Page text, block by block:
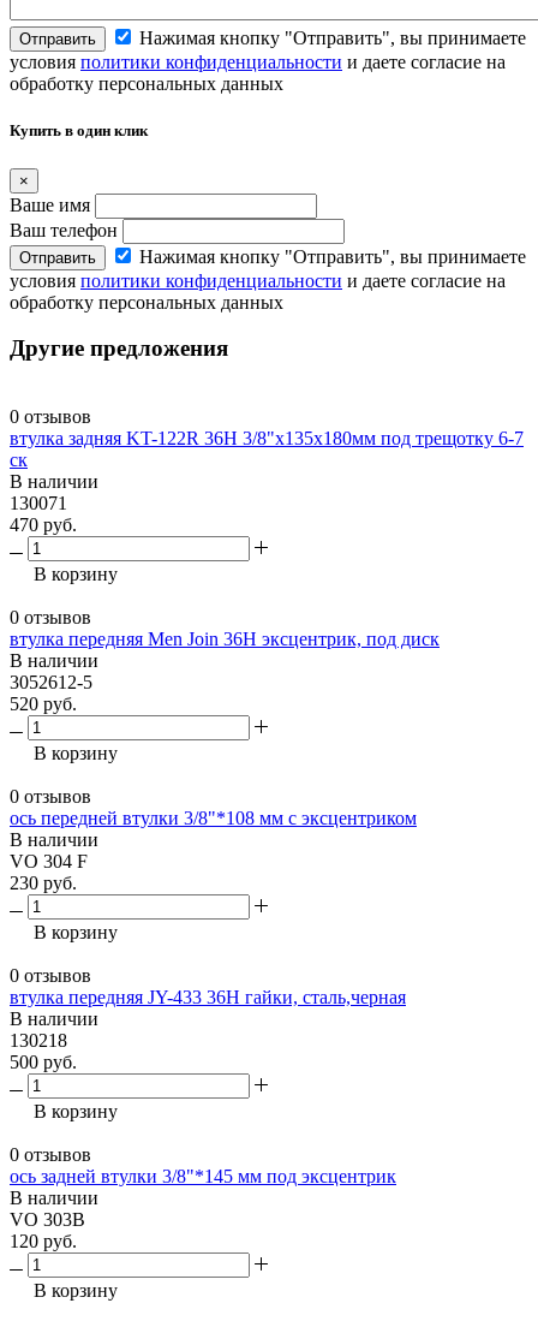
Отправить
Нажимая кнопку "Отправить", вы принимаете
условия политики конфиденциальности и даете согласие на
обработку персональных данных
Купить в один клик
×
Ваше имя
Ваш телефон
Отправить
Нажимая кнопку "Отправить", вы принимаете
условия политики конфиденциальности и даете согласие на
обработку персональных данных
Другие предложения
0 отзывов
втулка задняя KT-122R 36H 3/8"x135x180мм под трещотку 6-7
ск
В наличии
130071
470 руб.
В корзину
0 отзывов
втулка передняя Men Join 36H эксцентрик, под диск
В наличии
3052612-5
520 руб.
В корзину
0 отзывов
ось передней втулки 3/8"*108 мм c эксцентриком
В наличии
VO 304 F
230 руб.
В корзину
0 отзывов
втулка передняя JY-433 36H гайки, сталь,черная
В наличии
130218
500 руб.
В корзину
0 отзывов
ось задней втулки 3/8"*145 мм под эксцентрик
В наличии
VO 303B
120 руб.
В корзину